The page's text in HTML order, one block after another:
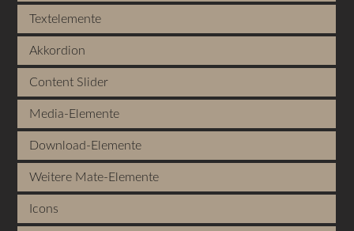
Textelemente
Akkordion
Content Slider
Media-Elemente
Download-Elemente
Weitere Mate-Elemente
Icons